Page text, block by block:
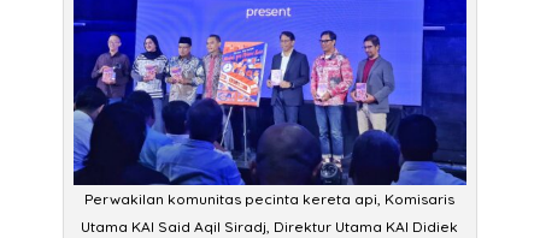
Perwakilan komunitas pecinta kereta api, Komisaris
Utama KAI Said Aqil Siradj, Direktur Utama KAI Didiek